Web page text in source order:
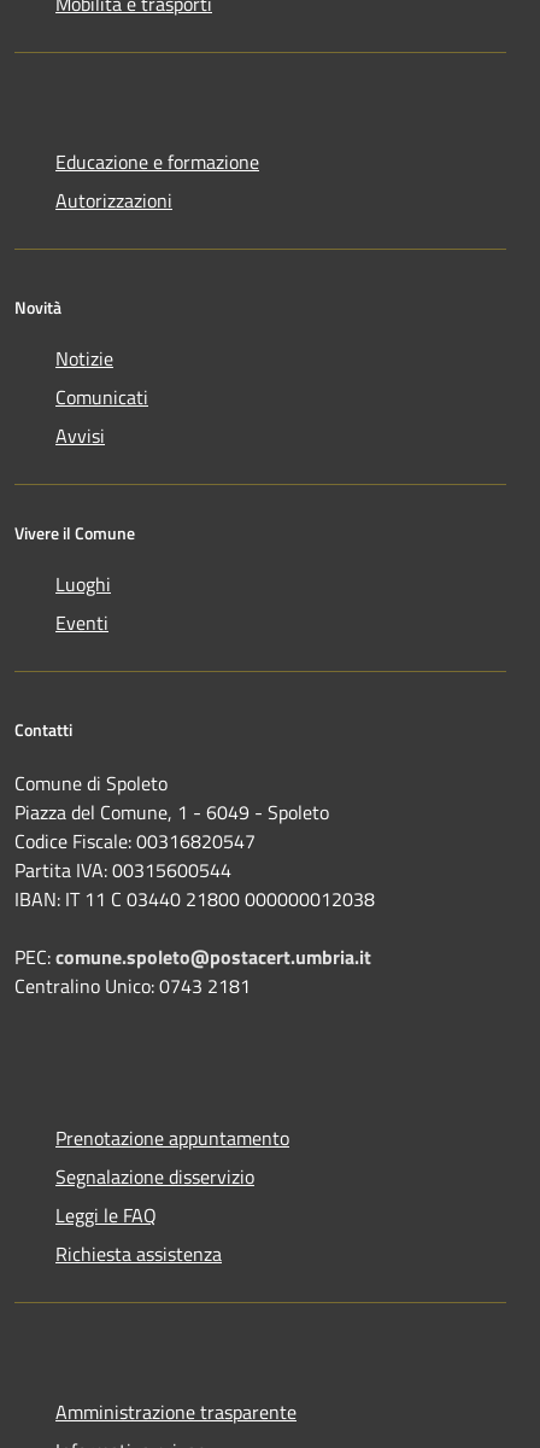
Educazione e formazione
Autorizzazioni
Novità
Notizie
Comunicati
Avvisi
Vivere il Comune
Luoghi
Eventi
Contatti
Comune di Spoleto
Piazza del Comune, 1 - 6049 - Spoleto
Codice Fiscale: 00316820547
Partita IVA: 00315600544
IBAN: IT 11 C 03440 21800 000000012038
PEC:comune.spoleto@postacert.umbria.it
Centralino Unico: 0743 2181
Prenotazione appuntamento
Segnalazione disservizio
Leggi le FAQ
Richiesta assistenza
Amministrazione trasparente